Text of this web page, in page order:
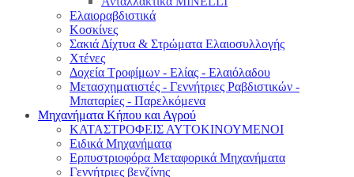
Ελαιοραβδιστικά
Κοσκίνες
Σακιά Δίχτυα & Στρώματα Ελαιοσυλλογής
Χτένες
Δοχεία Τροφίμων - Ελίας - Ελαιόλαδου
Μετασχηματιστές - Γεννήτριες Ραβδιστικών -
Μπαταρίες - Παρελκόμενα
Μηχανήματα Κήπου και Αγρού
ΚΑΤΑΣΤΡΟΦΕΙΣ ΑΥΤΟΚΙΝΟΥΜΕΝΟΙ
Ειδικά Μηχανήματα
Eρπυστριοφόρα Μεταφορικά Μηχανήματα
Γεννήτριες βενζίνης